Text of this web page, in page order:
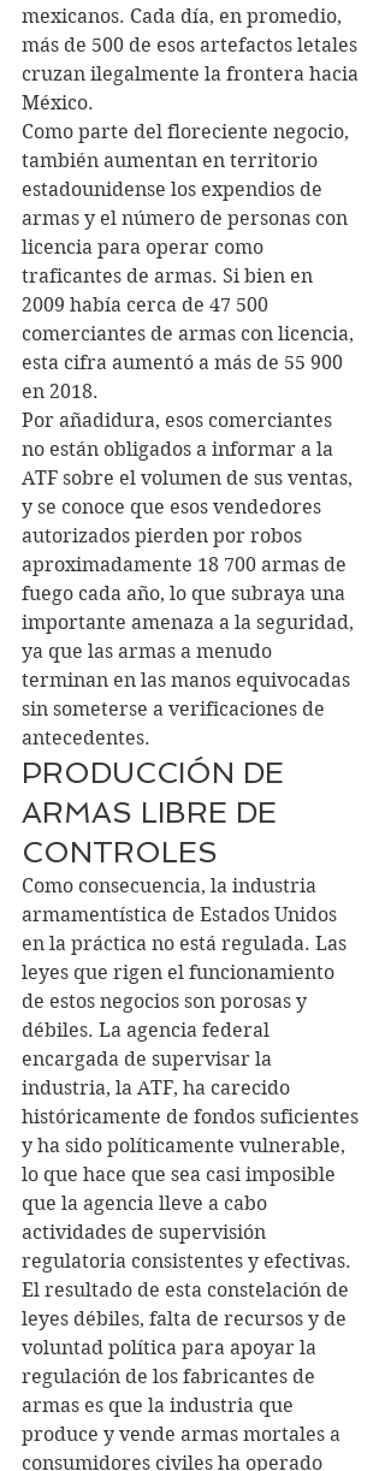
mexicanos. Cada día, en promedio,
más de 500 de esos artefactos letales
cruzan ilegalmente la frontera hacia
México.
Como parte del floreciente negocio,
también aumentan en territorio
estadounidense los expendios de
armas y el número de personas con
licencia para operar como
traficantes de armas. Si bien en
2009 había cerca de 47 500
comerciantes de armas con licencia,
esta cifra aumentó a más de 55 900
en 2018.
Por añadidura, esos comerciantes
no están obligados a informar a la
ATF sobre el volumen de sus ventas,
y se conoce que esos vendedores
autorizados pierden por robos
aproximadamente 18 700 armas de
fuego cada año, lo que subraya una
importante amenaza a la seguridad,
ya que las armas a menudo
terminan en las manos equivocadas
sin someterse a verificaciones de
antecedentes.
PRODUCCIÓN DE
ARMAS LIBRE DE
CONTROLES
Como consecuencia, la industria
armamentística de Estados Unidos
en la práctica no está regulada. Las
leyes que rigen el funcionamiento
de estos negocios son porosas y
débiles. La agencia federal
encargada de supervisar la
industria, la ATF, ha carecido
históricamente de fondos suficientes
y ha sido políticamente vulnerable,
lo que hace que sea casi imposible
que la agencia lleve a cabo
actividades de supervisión
regulatoria consistentes y efectivas.
El resultado de esta constelación de
leyes débiles, falta de recursos y de
voluntad política para apoyar la
regulación de los fabricantes de
armas es que la industria que
produce y vende armas mortales a
consumidores civiles ha operado